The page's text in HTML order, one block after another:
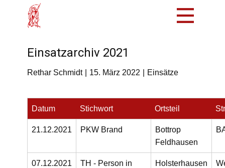
Bürger
Einsatzarchiv 2021
Rethar Schmidt 15. März 2022 Einsätze
Datum Stichwort Ortsteil
21.12.2021 PKW Brand
Bottrop
Feldhausen
07.12.2021
TH - Person in
Holsterhausen